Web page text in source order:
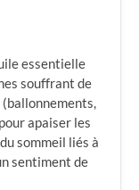
essentielle
souffrant de
(ballonnements,
apaiser les
sommeil liés à
sentiment de